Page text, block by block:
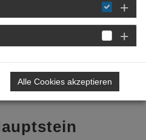
2026
Alle Cookies akzeptieren